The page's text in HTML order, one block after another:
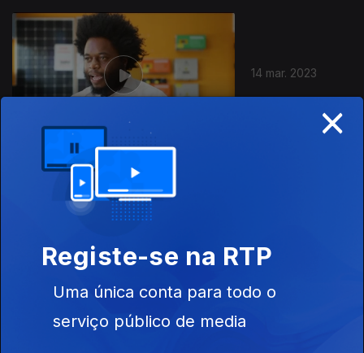
14 mar. 2023
×
Registe-se na RTP
Uma única conta para todo o
serviço público de media